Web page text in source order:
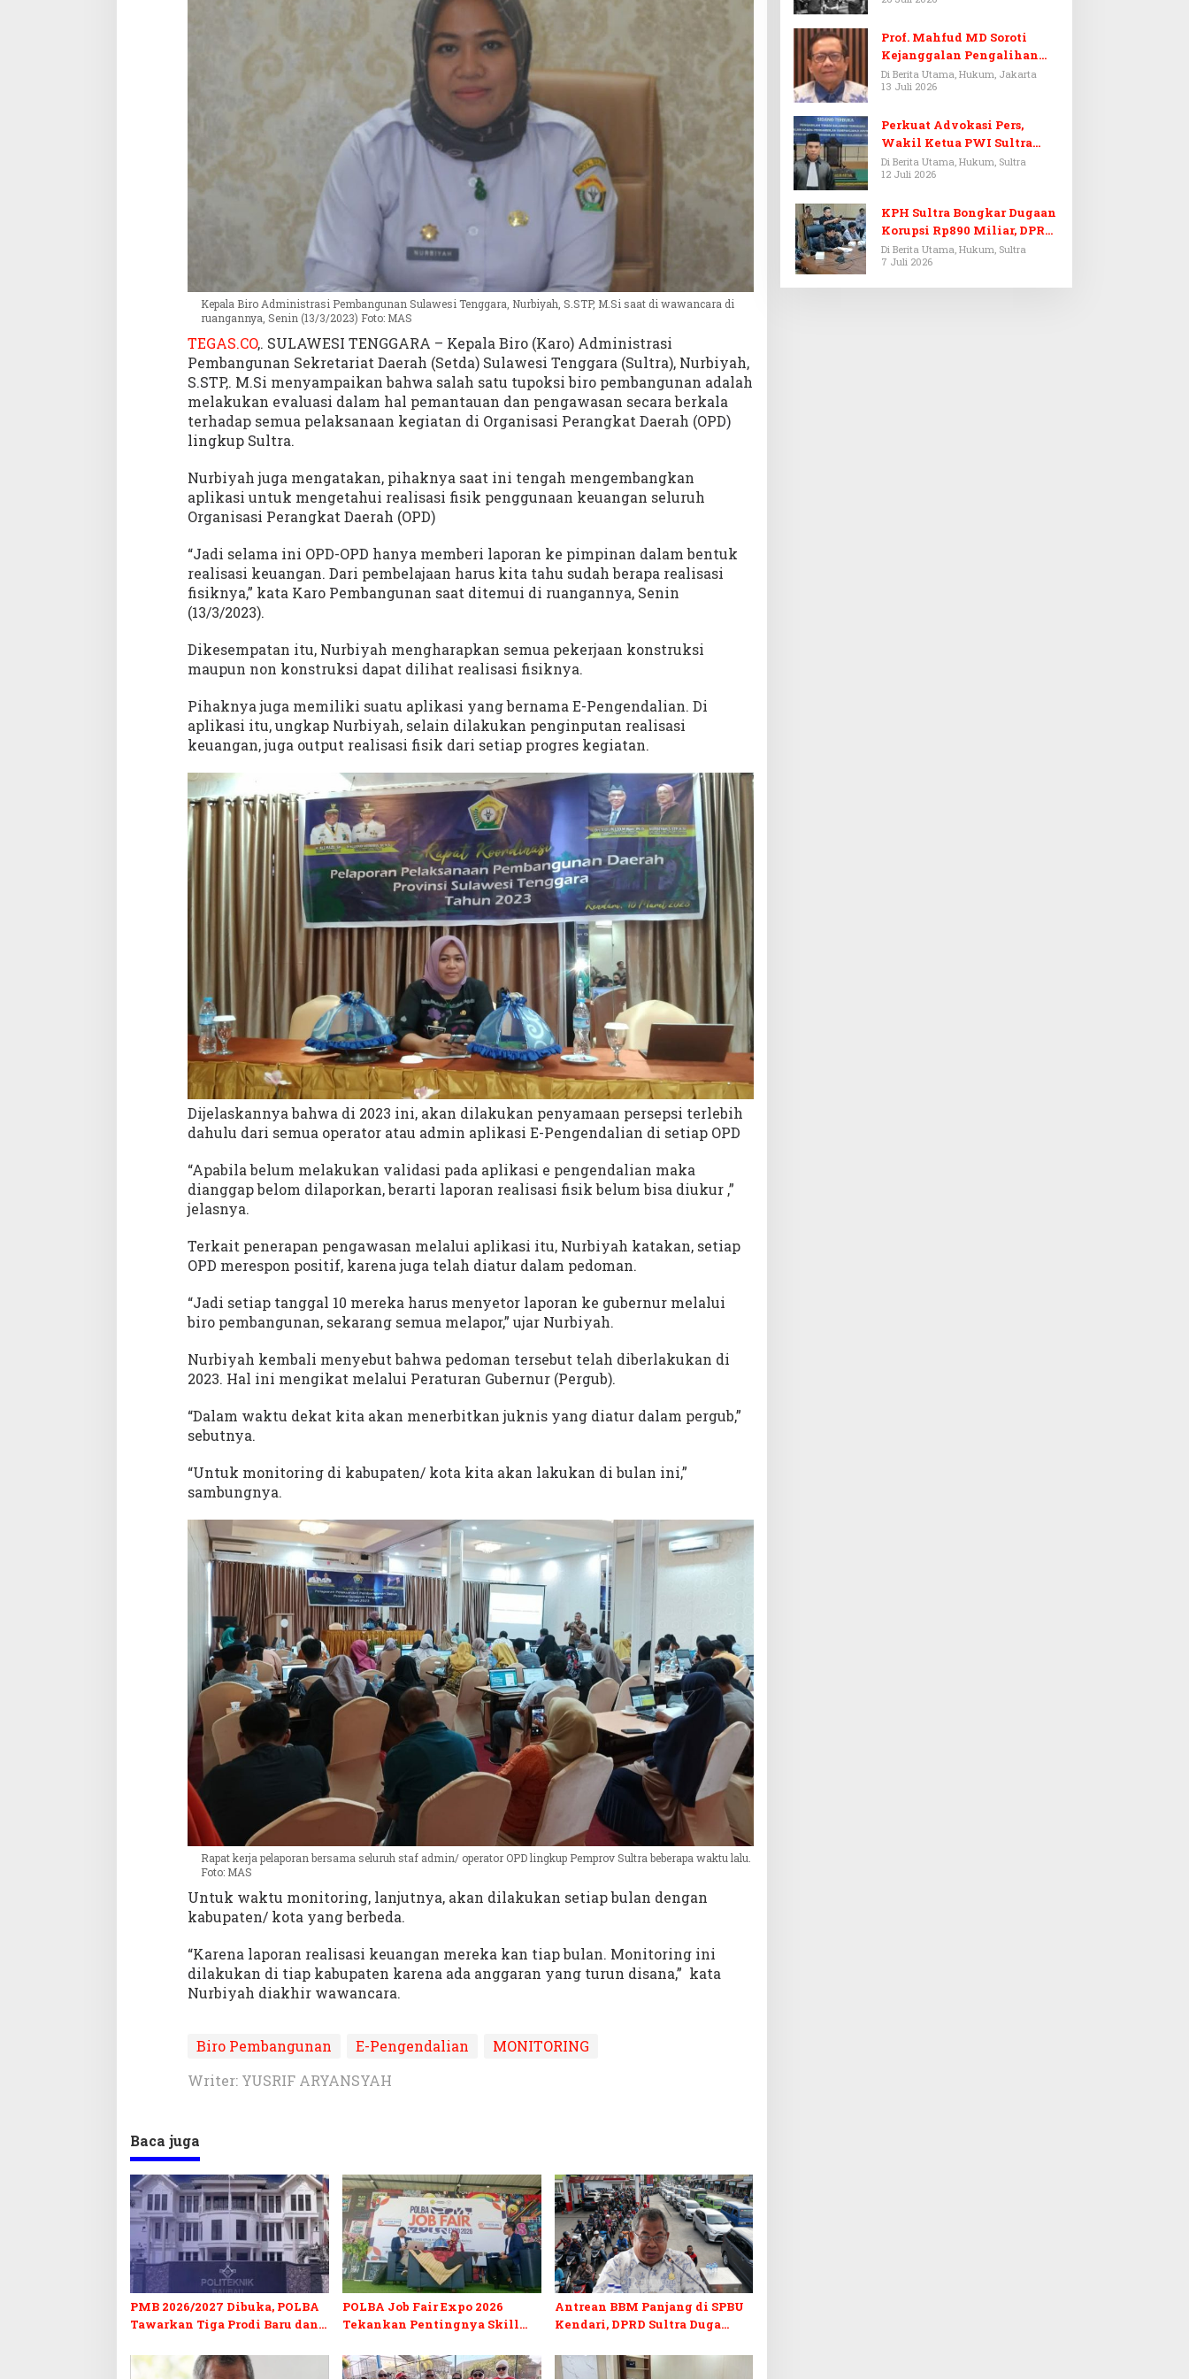
g
u
n
i
t
r
i
n
g
R
e
l
s
a
i
F
i
k
K
g
i
a
t
n
O
P
D
Kepala Biro Administrasi Pembangunan Sulawesi Tenggara, Nurbiyah, S.STP, M.Si saat di wawancara di
ruangannya, Senin (13/3/2023) Foto: MAS
TEGAS.CO,. SULAWESI TENGGARA – Kepala Biro (Karo) Administrasi
Pembangunan Sekretariat Daerah (Setda) Sulawesi Tenggara (Sultra), Nurbiyah,
S.STP,. M.Si menyampaikan bahwa salah satu tupoksi biro pembangunan adalah
melakukan evaluasi dalam hal pemantauan dan pengawasan secara berkala
terhadap semua pelaksanaan kegiatan di Organisasi Perangkat Daerah (OPD)
lingkup Sultra.
Nurbiyah juga mengatakan, pihaknya saat ini tengah mengembangkan
aplikasi untuk mengetahui realisasi fisik penggunaan keuangan seluruh
Organisasi Perangkat Daerah (OPD)
“Jadi selama ini OPD-OPD hanya memberi laporan ke pimpinan dalam bentuk
realisasi keuangan. Dari pembelajaan harus kita tahu sudah berapa realisasi
fisiknya,” kata Karo Pembangunan saat ditemui di ruangannya, Senin
(13/3/2023).
Dikesempatan itu, Nurbiyah mengharapkan semua pekerjaan konstruksi
maupun non konstruksi dapat dilihat realisasi fisiknya.
Pihaknya juga memiliki suatu aplikasi yang bernama E-Pengendalian. Di
aplikasi itu, ungkap Nurbiyah, selain dilakukan penginputan realisasi
keuangan, juga output realisasi fisik dari setiap progres kegiatan.
Dijelaskannya bahwa di 2023 ini, akan dilakukan penyamaan persepsi terlebih
dahulu dari semua operator atau admin aplikasi E-Pengendalian di setiap OPD
“Apabila belum melakukan validasi pada aplikasi e pengendalian maka
dianggap belom dilaporkan, berarti laporan realisasi fisik belum bisa diukur ,”
jelasnya.
Terkait penerapan pengawasan melalui aplikasi itu, Nurbiyah katakan, setiap
OPD merespon positif, karena juga telah diatur dalam pedoman.
“Jadi setiap tanggal 10 mereka harus menyetor laporan ke gubernur melalui
biro pembangunan, sekarang semua melapor,” ujar Nurbiyah.
Nurbiyah kembali menyebut bahwa pedoman tersebut telah diberlakukan di
2023. Hal ini mengikat melalui Peraturan Gubernur (Pergub).
“Dalam waktu dekat kita akan menerbitkan juknis yang diatur dalam pergub,”
sebutnya.
“Untuk monitoring di kabupaten/ kota kita akan lakukan di bulan ini,”
sambungnya.
Rapat kerja pelaporan bersama seluruh staf admin/ operator OPD lingkup Pemprov Sultra beberapa waktu lalu.
Foto: MAS
Untuk waktu monitoring, lanjutnya, akan dilakukan setiap bulan dengan
kabupaten/ kota yang berbeda.
“Karena laporan realisasi keuangan mereka kan tiap bulan. Monitoring ini
dilakukan di tiap kabupaten karena ada anggaran yang turun disana,” kata
Nurbiyah diakhir wawancara.
Biro Pembangunan E-Pengendalian
MONITORING
Writer: YUSRIF ARYANSYAH
Baca juga
PMB 2026/2027 Dibuka, POLBA
Tawarkan Tiga Prodi Baru dan
POLBA Job Fair Expo 2026
Tekankan Pentingnya Skill
Antrean BBM Panjang di SPBU
Kendari, DPRD Sultra Duga
Prof. Mahfud MD Soroti
Kejanggalan Pengalihan
Penyelidikan Tersangka
Febrie Adriansyah
Di Berita Utama, Hukum, Jakarta
13 Juli 2026
Perkuat Advokasi Pers,
Wakil Ketua PWI Sultra
Resmi Dilantik Menjadi
Advokat PERADI
Di Berita Utama, Hukum, Sultra
12 Juli 2026
KPH Sultra Bongkar Dugaan
Korupsi Rp890 Miliar, DPRD
Sultra Gelar RDP
Di Berita Utama, Hukum, Sultra
7 Juli 2026